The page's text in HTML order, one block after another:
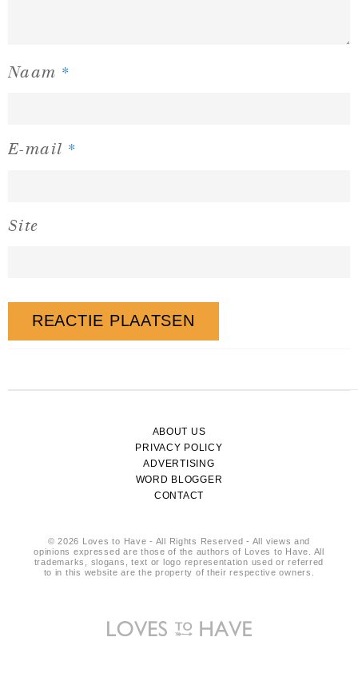
Naam *
E-mail *
Site
ABOUT US
PRIVACY POLICY
ADVERTISING
WORD BLOGGER
CONTACT
© 2026 Loves to Have - All Rights Reserved - All views and
opinions expressed are those of the authors of Loves to Have. All
trademarks, slogans, text or logo representation used or referred
to in this website are the property of their respective owners.